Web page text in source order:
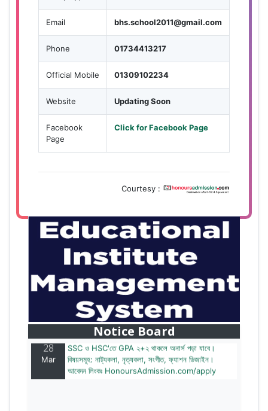
Email bhs.school2011@gmail.com
Phone 01734413217
Official Mobile 01309102234
Website Updating Soon
Facebook
Page
Click for Facebook Page
Courtesy :
Notice Board
বাজেটের মধ্যে প্রাইভেট ইউনিভার্সিটিতে অনার্স পড়ার সুযোগ।
২০টির অধিক বিষয়, ৪ বছরে মোট খরচ ২ লক্ষ থেকে ৫ লক্ষ টাকা।
আবেদন লিংকঃ HonoursAdmission.com/apply
28
Mar
SSC ও HSC'তে GPA ২+২ থাকলে অনার্স পড়া যাবে।
বিষয়সমূহ: নাট্যকলা, নৃত্যকলা, সংগীত, ফ্যাশন ডিজাইন।
আবেদন লিংকঃ HonoursAdmission.com/apply